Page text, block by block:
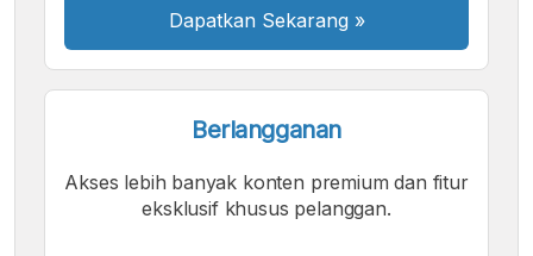
Dapatkan Sekarang »
Berlangganan
Akses lebih banyak konten premium dan fitur
eksklusif khusus pelanggan.